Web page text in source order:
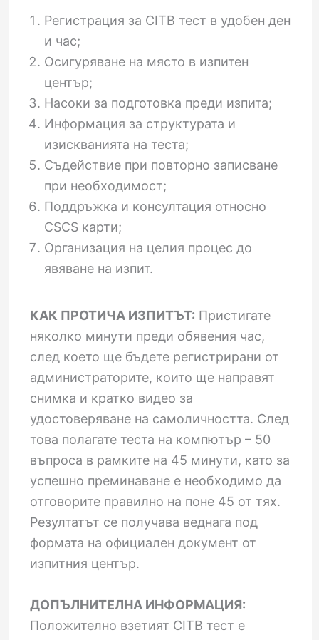
Регистрация за CITB тест в удобен ден
и час;
Осигуряване на място в изпитен
център;
Насоки за подготовка преди изпита;
Информация за структурата и
изискванията на теста;
Съдействие при повторно записване
при необходимост;
Поддръжка и консултация относно
CSCS карти;
Организация на целия процес до
явяване на изпит.
КАК ПРОТИЧА ИЗПИТЪТ: Пристигате
няколко минути преди обявения час,
след което ще бъдете регистрирани от
администраторите, които ще направят
снимка и кратко видео за
удостоверяване на самоличността. След
това полагате теста на компютър – 50
въпроса в рамките на 45 минути, като за
успешно преминаване е необходимо да
отговорите правилно на поне 45 от тях.
Резултатът се получава веднага под
формата на официален документ от
изпитния център.
ДОПЪЛНИТЕЛНА ИНФОРМАЦИЯ:
Положително взетият CITB тест е